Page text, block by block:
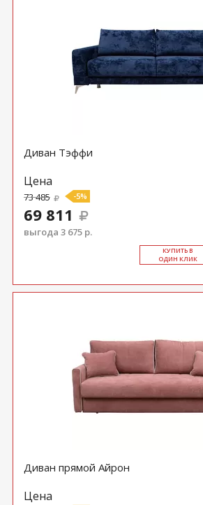
Диван Тэффи
Цена
73 485 -5%
69 811
выгода 3 675 р.
КУ­ПИТЬ В
ОДИН КЛИК
Диван прямой Айрон
Цена